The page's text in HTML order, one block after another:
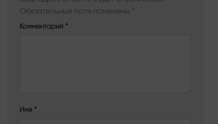
Обязательные поля помечены *
Комментарий *
Имя *